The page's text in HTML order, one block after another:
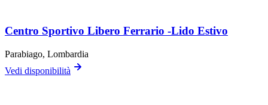
Centro Sportivo Libero Ferrario -Lido Estivo
Parabiago, Lombardia
Vedi disponibilità